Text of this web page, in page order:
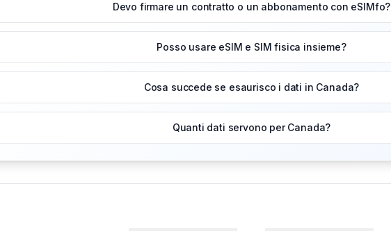
Devo firmare un contratto o un abbonamento con eSIMfo?
Posso usare eSIM e SIM fisica insieme?
Cosa succede se esaurisco i dati in Canada?
Quanti dati servono per Canada?